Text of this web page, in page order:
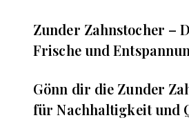
‌Zunder Zahnstocher –
Frische und
Gönn dir die Zunder
für Nachhaltigkeit und